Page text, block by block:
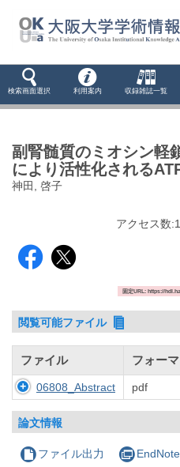
検索画面選択 利用案内 収録雑誌一覧
副腎髄質のミオシン軽
により活性化される
神田, 啓子
アクセス数:
固定URL: https://
閲覧可能ファイル
ファイル フォー
06808_Abstract pdf
論文情報
ファイル出力